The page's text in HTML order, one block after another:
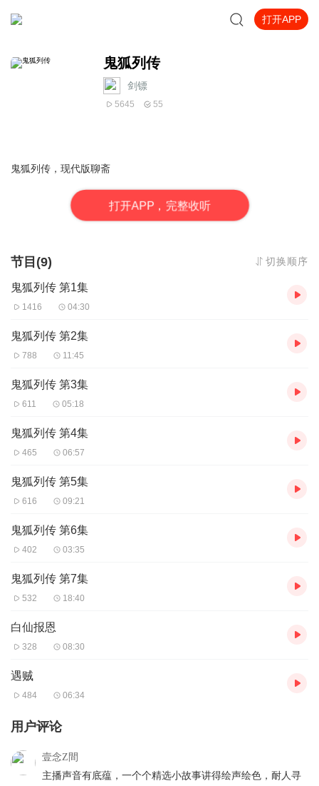
打开APP
鬼狐列传
剑镖
5645 55
鬼狐列传，现代版聊斋
打开APP，完整收听
节目(9) 切换顺序
鬼狐列传 第1集
1416 04:30
鬼狐列传 第2集
788 11:45
鬼狐列传 第3集
611 05:18
鬼狐列传 第4集
465 06:57
鬼狐列传 第5集
616 09:21
鬼狐列传 第6集
402 03:35
鬼狐列传 第7集
532 18:40
白仙报恩
328 08:30
遇贼
484 06:34
用户评论
壹念Z間
主播声音有底蕴，一个个精选小故事讲得绘声绘色，耐人寻